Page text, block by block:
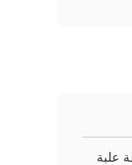
علبة